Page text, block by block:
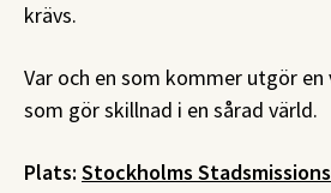
krävs.
Var och en som kommer utgör
som gör skillnad i en sårad värld.
Plats: Stockholms